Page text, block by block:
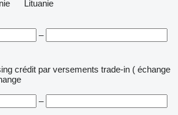
Lituanie
–
crédit par versements trade-in ( échange
–